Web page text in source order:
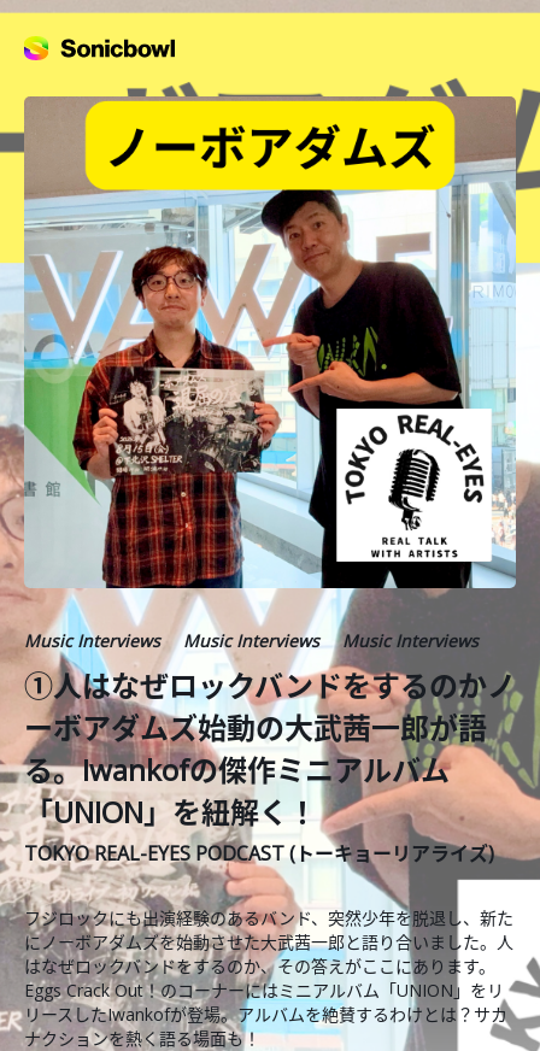
Music Interviews Music Interviews Music Interviews
①人はなぜロックバンドをするのかノ
ーボアダムズ始動の大武茜一郎が語
る。Iwankofの傑作ミニアルバム
「UNION」を紐解く！
TOKYO REAL-EYES PODCAST (トーキョーリアライズ)
フジロックにも出演経験のあるバンド、突然少年を脱退し、新た
にノーボアダムズを始動させた大武茜一郎と語り合いました。人
はなぜロックバンドをするのか、その答えがここにあります。
Eggs Crack Out！のコーナーにはミニアルバム「UNION」をリ
リースしたIwankofが登場。アルバムを絶賛するわけとは？サカ
ナクションを熱く語る場面も！